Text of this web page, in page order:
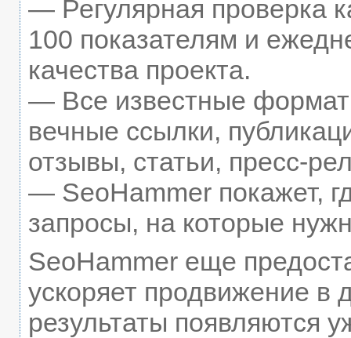
— Регулярная проверка
100 показателям и
качества проекта.
— Все известные
вечные ссылки,
отзывы, статьи, пресс-
— SeoHammer покажет,
запросы, на которые
SeoHammer еще
ускоряет продвижение в
результаты появляются